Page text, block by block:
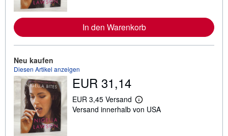
I
n
f
t
o
n
e
In den Warenkorb
Neu kaufen
Diesen Artikel anzeigen
EUR 31,14
EUR 3,45 Versand
W
e
Versand innerhalb von USA